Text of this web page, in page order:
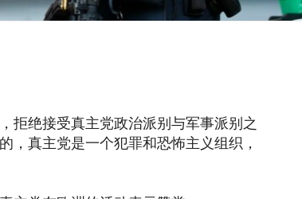
拒绝接受真主党政治派别与军事派别之
，真主党是一个犯罪和恐怖主义组织，